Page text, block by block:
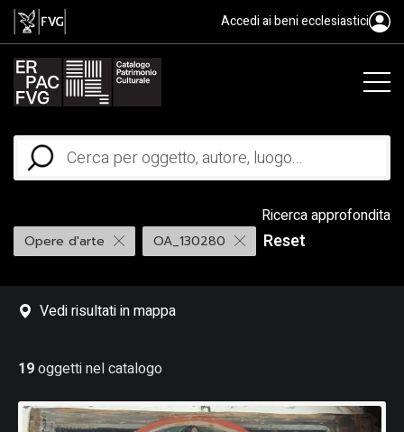
Accedi ai beni ecclesiastici
Ricerca approfondita
Opere d'arte OA_130280 Reset
Vedi risultati in mappa
19oggetti nel catalogo